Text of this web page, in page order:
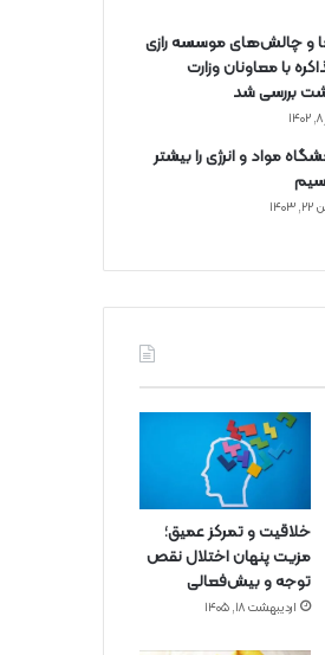
و چالش‌های موسسه رازی
با معاونان وزارت
بررسی شد
مواد و انرژی را بیشتر
خلاقیت و تمرکز عمیق؛
مزیت پنهان اختلال نقص
توجه و بیش‌فعالی
اردیبهشت ۱۸, ۱۴۰۵